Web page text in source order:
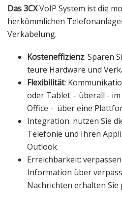
Das 3CXVoIP System ist die
herkömmlichen
Verkabelung.
Kosteneffizienz: Sparen
teure Hardware und
Flexibilität:
oder Tablet – überall -
Office - über eine
Integration: nutzen Sie
Telefonie und Ihren
Outlook.
Erreichbarkeit:
Information über
Nachrichten erhalten Sie